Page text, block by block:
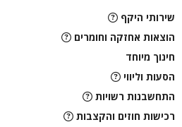
שירותי היקף
הוצאות אחזקה וחומרים
חינוך מיוחד
הסעות וליווי
התחשבנות רשויות
רכישות חוזים והקצבות